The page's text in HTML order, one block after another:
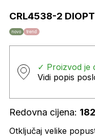
CRL4538-2
novo trend
✓ Proizvod je
Vidi popis
Redovna cijena:
Otključaj velike